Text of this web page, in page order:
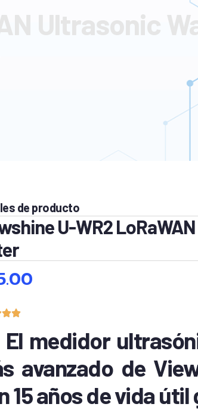
Ultrasonic
de producto
U-WR2
El medidor
avanzado de
15 años de vida